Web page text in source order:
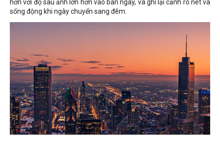
hơn với độ sâu ảnh lớn hơn vào ban ngày, và ghi lại cảnh rõ nét và
sống động khi ngày chuyển sang đêm.